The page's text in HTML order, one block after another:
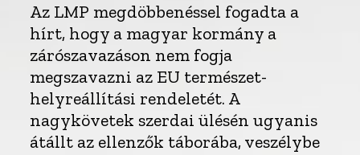
Az LMP megdöbbenéssel fogadta a
hírt, hogy a magyar kormány a
zárószavazáson nem fogja
megszavazni az EU természet-
helyreállítási rendeletét. A
nagykövetek szerdai ülésén ugyanis
átállt az ellenzők táborába, veszélybe